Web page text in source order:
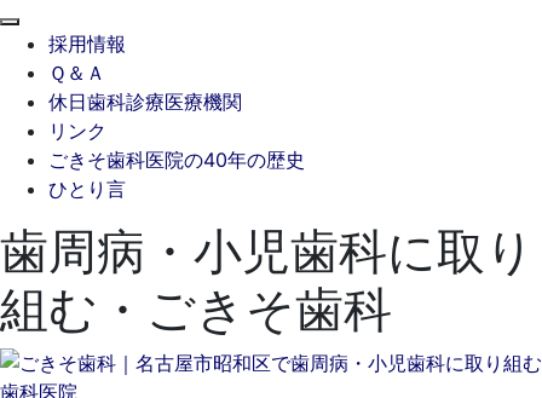
採用情報
Ｑ＆Ａ
休日歯科診療医療機関
リンク
ごきそ歯科医院の40年の歴史
ひとり言
歯周病・小児歯科に取り
組む・ごきそ歯科